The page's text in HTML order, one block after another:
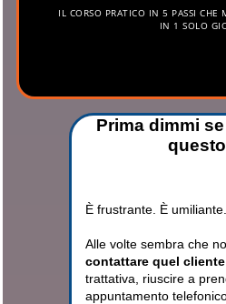
IL CORSO PRATICO IN 5 PASSI CHE
IN 1 SOLO
Prima dimmi
È frustrante. È
Alle volte sembra che
contattare quel cliente
trattativa, riuscire a
appuntamento